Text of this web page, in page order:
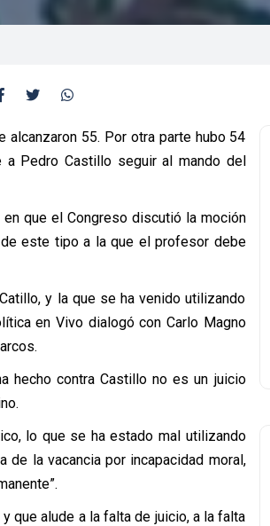
55. Por otra parte hubo 54
Pedro Castillo seguir al mando del
que el Congreso discutió la moción
este tipo a la que el profesor debe
y la que se ha venido utilizando
en Vivo dialogó con Carlo Magno
hecho contra Castillo no es un juicio
lo que se ha estado mal utilizando
la vacancia por incapacidad moral,
que alude a la falta de juicio, a la falta